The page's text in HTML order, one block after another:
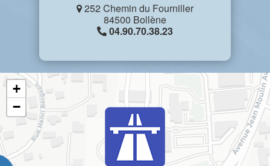
252 Chemin du Fourniller
84500 Bollène
04.90.70.38.23
+
−